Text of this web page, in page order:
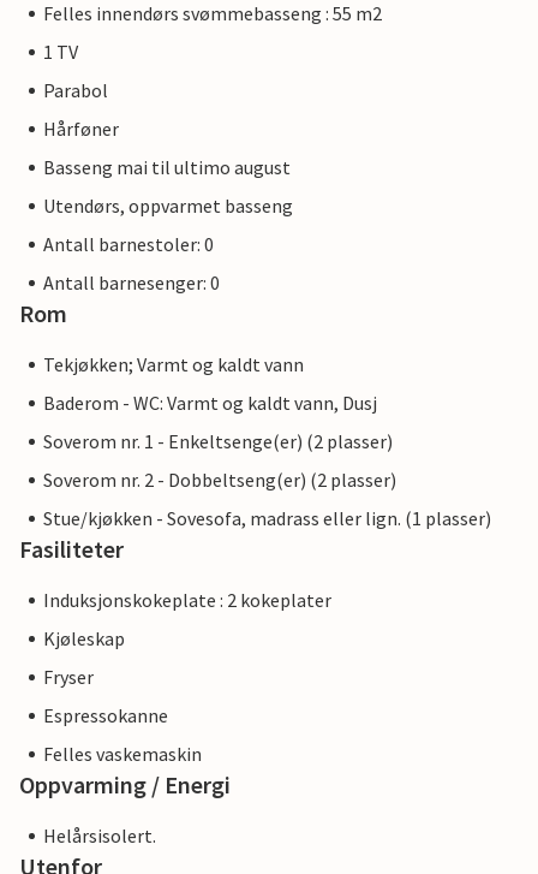
Felles innendørs svømmebasseng : 55 m2
1 TV
Parabol
Hårføner
Basseng mai til ultimo august
Utendørs, oppvarmet basseng
Antall barnestoler: 0
Antall barnesenger: 0
Rom
Tekjøkken; Varmt og kaldt vann
Baderom - WC: Varmt og kaldt vann, Dusj
Soverom nr. 1 - Enkeltsenge(er) (2 plasser)
Soverom nr. 2 - Dobbeltseng(er) (2 plasser)
Stue/kjøkken - Sovesofa, madrass eller lign. (1 plasser)
Fasiliteter
Induksjonskokeplate : 2 kokeplater
Kjøleskap
Fryser
Espressokanne
Felles vaskemaskin
Oppvarming / Energi
Helårsisolert.
Utenfor